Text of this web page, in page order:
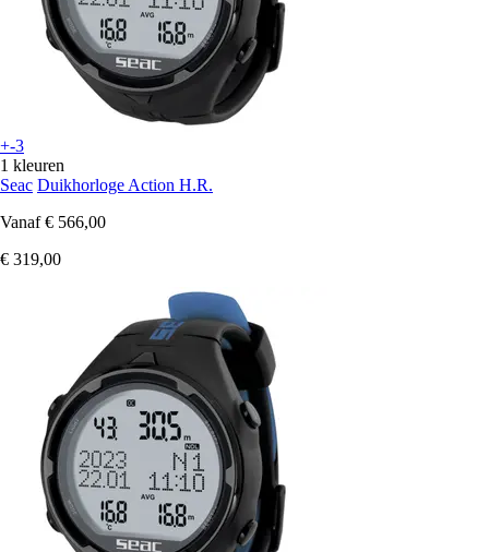
+-3
1 kleuren
Seac Duikhorloge Action H.R.
Vanaf € 566,00
€ 319,00